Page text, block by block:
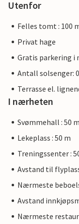
Utenfor
Felles tomt : 100
Privat hage
Gratis parkering i
Antall solsenger: 0
Terrasse el.
I nærheten
Svømmehall : 50 m
Lekeplass : 50 m
Treningssenter :
Avstand til
Nærmeste
Avstand
Nærmeste